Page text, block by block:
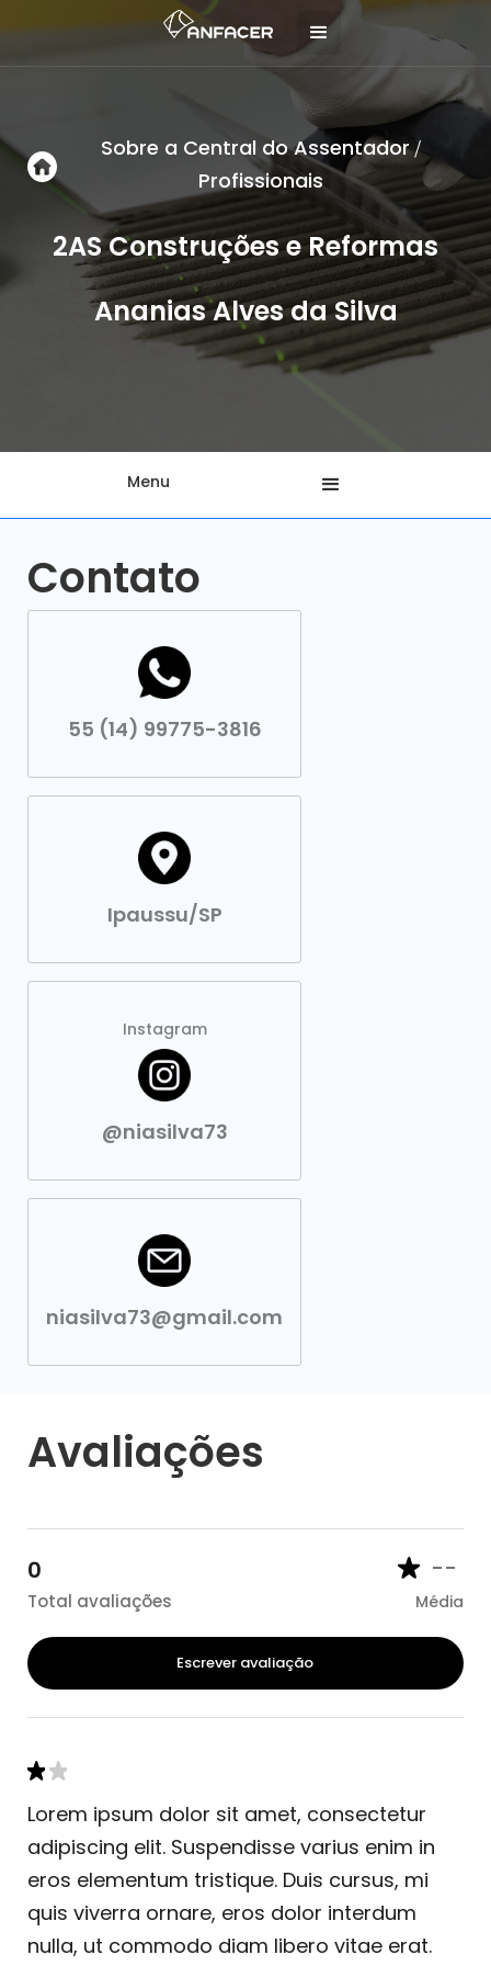
Sobre a Central do Assentador/
Profissionais
2AS Construções e Reformas
Ananias Alves da Silva
Menu
Contato
55 (14) 99775-3816
Ipaussu/SP
Instagram
@niasilva73
niasilva73@gmail.com
Avaliações
0
Total avaliações
--
Média
Escrever avaliação
Lorem ipsum dolor sit amet, consectetur
adipiscing elit. Suspendisse varius enim in
eros elementum tristique. Duis cursus, mi
quis viverra ornare, eros dolor interdum
nulla, ut commodo diam libero vitae erat.